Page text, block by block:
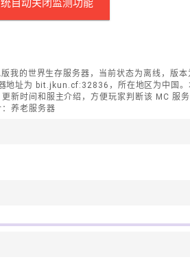
我的世界生存服务器，当前状态为离线，版本
地址为 bit.jkun.cf:32836，所在地区为中国。
新时间和服主介绍，方便玩家判断该 MC 服
养老服务器